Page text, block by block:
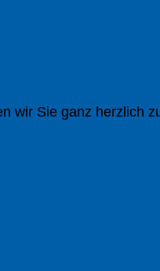
wir Sie ganz herzlich